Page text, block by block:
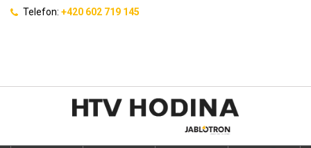
Telefon: +420 602 719 145